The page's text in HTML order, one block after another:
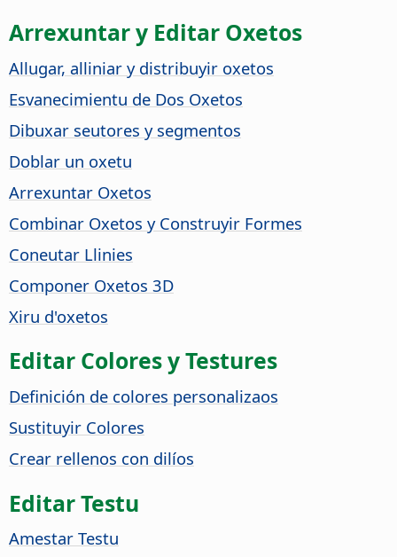
Arrexuntar y Editar Oxetos
Allugar, alliniar y distribuyir oxetos
Esvanecimientu de Dos Oxetos
Dibuxar seutores y segmentos
Doblar un oxetu
Arrexuntar Oxetos
Combinar Oxetos y Construyir Formes
Coneutar Llinies
Componer Oxetos 3D
Xiru d'oxetos
Editar Colores y Testures
Definición de colores personalizaos
Sustituyir Colores
Crear rellenos con dilíos
Editar Testu
Amestar Testu